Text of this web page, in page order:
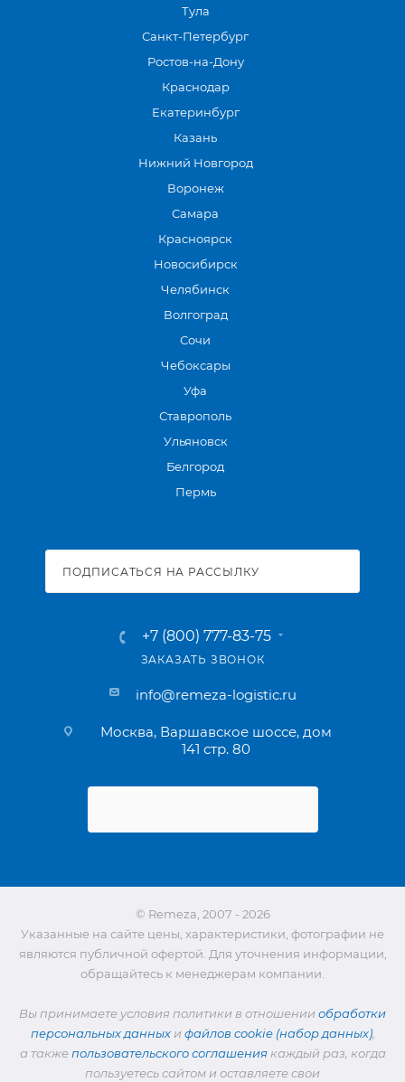
Тула
Санкт-Петербург
Ростов-на-Дону
Краснодар
Екатеринбург
Казань
Нижний Новгород
Воронеж
Самара
Красноярск
Новосибирск
Челябинск
Волгоград
Сочи
Чебоксары
Уфа
Ставрополь
Ульяновск
Белгород
Пермь
ПОДПИСАТЬСЯ НА РАССЫЛКУ
+7 (800) 777-83-75
ЗАКАЗАТЬ ЗВОНОК
info@remeza-logistic.ru
Москва, Варшавское шоссе, дом
141 стр. 80
© Remeza, 2007 - 2026
Указанные на сайте цены, характеристики, фотографии не
являются публичной офертой. Для уточнения информации,
обращайтесь к менеджерам компании.
Вы принимаете условия политики в отношении обработки
персональных данныхи файлов cookie (набор данных),
а также пользовательского соглашениякаждый раз, когда
пользуетесь сайтом и оставляете свои